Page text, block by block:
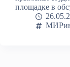
площадке в